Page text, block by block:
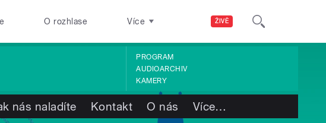
ŽIVĚ
O rozhlase Více
PROGRAM
AUDIOARCHIV
KAMERY
nás naladíte Kontakt O nás Více…